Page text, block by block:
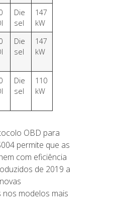
Die
sel
147
kW
Die
sel
147
kW
Die
sel
110
kW
OBD para
permite que as
com eficiência
de 2019 a
modelos mais